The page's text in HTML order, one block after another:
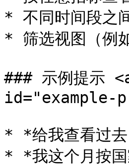
* 不同时间段之
* 筛选视图（例
### 示例提示
id="example-
* *给我查看过
* *我这个月按